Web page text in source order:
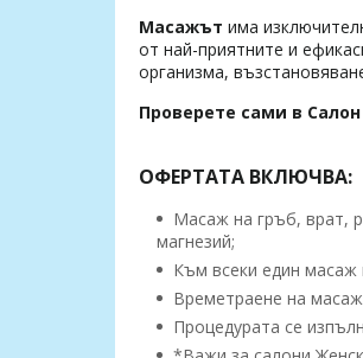
Масажът има
от най-приятните и
организма,
Проверете сами в
ОФЕРТАТА ВКЛЮЧВА:
Масаж на гръб, врат,
магнезий;
Към всеки един масаж
Времетраене на
Процедурата се